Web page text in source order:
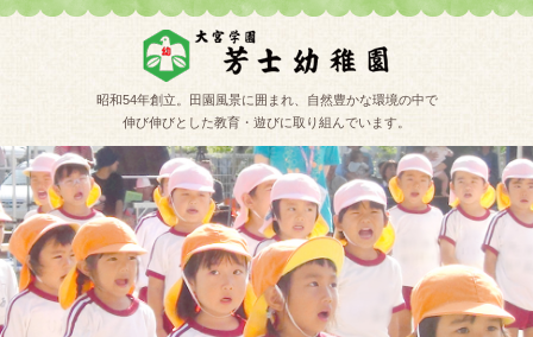
昭和54年創立。田園風景に囲まれ、自然豊かな環境の中で
伸び伸びとした教育・遊びに取り組んでいます。